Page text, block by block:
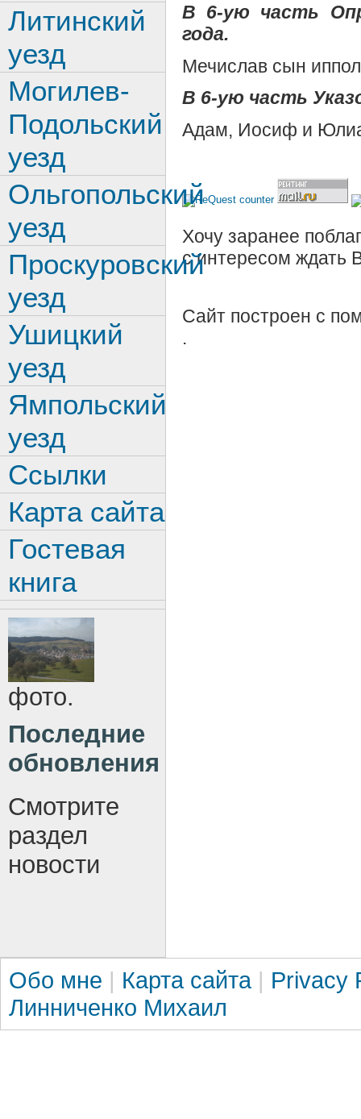
В 6-ую часть
года.
Мечислав сын
В 6-ую часть
Адам, Иосиф и
Хочу заранее
с интересом ждать
Сайт построен с
.
Литинский
уезд
Могилев-
Подольский
уезд
Ольгопольский
уезд
Проскуровский
уезд
Ушицкий
уезд
Ямпольский
уезд
Ссылки
Карта сайта
Гостевая
книга
фото.
Последние
обновления
Смотрите
раздел
новости
Обо мне | Карта сайта | Privacy
Линниченко Михаил